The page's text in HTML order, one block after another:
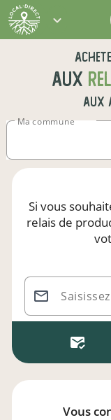
aux
aux
Ma commune
Si vous
relais de
Vous